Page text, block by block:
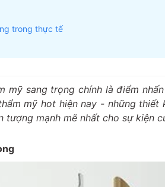
trong thực tế
mỹ sang trọng chính là điểm
mỹ hot hiện nay - những
mạnh mẽ nhất cho sự kiện